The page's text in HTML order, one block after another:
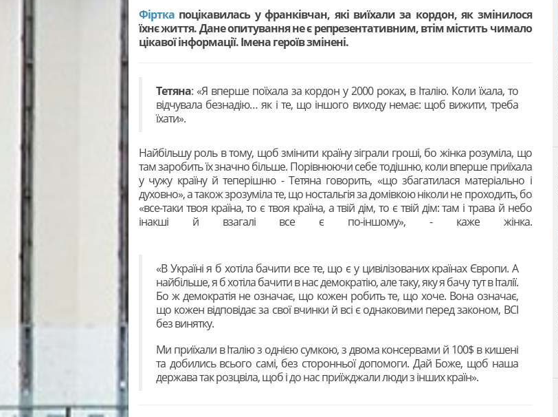
Фіртка поцікавилась у франківчан, які виїхали за кордон, як змінилося
їхнє життя. Дане опитування не є репрезентативним, втім містить чимало
цікавої інформації. Імена героїв змінені.
Тетяна: «Я вперше поїхала за кордон у 2000 роках, в Італію. Коли їхала, то
відчувала безнадію… як і те, що іншого виходу немає: щоб вижити, треба
їхати».
Найбільшу роль в тому, щоб змінити країну зіграли гроші, бо жінка розуміла, що
там заробить їх значно більше. Порівнюючи себе тодішню, коли вперше приїхала
у чужу країну й теперішню - Тетяна говорить, «що збагатилася матеріально і
духовно», а також зрозуміла те, що ностальгія за домівкою ніколи не проходить, бо
«все-таки твоя країна, то є твоя країна, а твій дім, то є твій дім: там і трава й небо
інакші й взагалі все є по-іншому», - каже жінка.
«В Україні я б хотіла бачити все те, що є у цивілізованих країнах Європи. А
найбільше, я б хотіла бачити в нас демократію, але таку, яку я бачу тут в Італії.
Бо ж демократія не означає, що кожен робить те, що хоче. Вона означає,
що кожен відповідає за свої вчинки й всі є однаковими перед законом, ВСІ
без винятку.
Ми приїхали в Італію з однією сумкою, з двома консервами й 100$ в кишені
та добились всього самі, без сторонньої допомоги. Дай Боже, щоб наша
держава так розцвіла, щоб і до нас приїжджали люди з інших країн».